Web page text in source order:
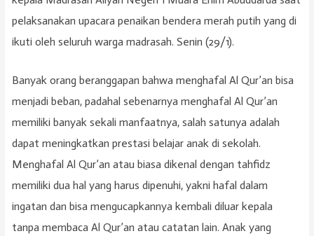
pelaksanakan upacara penaikan bendera merah putih yang di
ikuti oleh seluruh warga madrasah. Senin (29/1).
Banyak orang beranggapan bahwa menghafal Al Qur’an bisa
menjadi beban, padahal sebenarnya menghafal Al Qur’an
memiliki banyak sekali manfaatnya, salah satunya adalah
dapat meningkatkan prestasi belajar anak di sekolah.
Menghafal Al Qur’an atau biasa dikenal dengan tahfidz
memiliki dua hal yang harus dipenuhi, yakni hafal dalam
ingatan dan bisa mengucapkannya kembali diluar kepala
tanpa membaca Al Qur’an atau catatan lain. Anak yang